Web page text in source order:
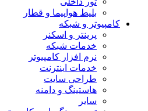
بلیط هواپیما و قطار
کامپیوتر و شبکه
پرینتر و اسکنر
خدمات شبکه
نرم افزار کامپیوتر
خدمات اینترنت
طراحی سایت
هاستینگ و دامنه
سایر